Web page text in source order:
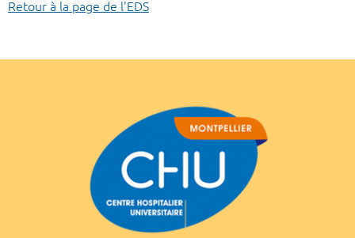
Retour à la page de l'EDS